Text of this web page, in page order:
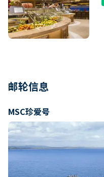
邮轮信息
MSC珍爱号